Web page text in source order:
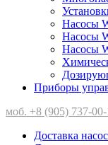
Насосы
Насосы
Насосы
Приборы
моб. +8 (905) 737-00-
Доставка